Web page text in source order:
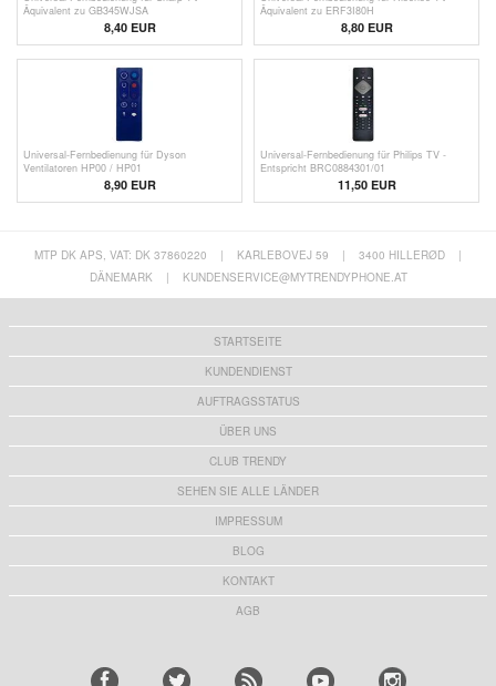
Äquivalent zu GB345WJSA
8,40 EUR
Äquivalent zu ERF3I80H
8,80 EUR
Universal-Fernbedienung für Dyson
Ventilatoren HP00 / HP01
8,90 EUR
Universal-Fernbedienung für Philips TV -
Entspricht BRC0884301/01
11,50 EUR
MTP DK APS, VAT: DK 37860220 | KARLEBOVEJ 59 | 3400 HILLERØD
|
DÄNEMARK
| KUNDENSERVICE@MYTRENDYPHONE.AT
STARTSEITE
KUNDENDIENST
AUFTRAGSSTATUS
ÜBER UNS
CLUB TRENDY
SEHEN SIE ALLE LÄNDER
IMPRESSUM
BLOG
KONTAKT
AGB